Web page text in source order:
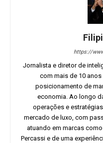
https://
Jornalista e diretor de
com mais de 10
posicionamento de
economia. Ao longo
operações e
mercado de luxo, com
atuando em marcas
Percassi e de uma